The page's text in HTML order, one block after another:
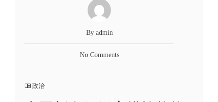
By admin
No Comments
政治